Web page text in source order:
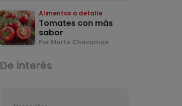
Alimentos a detalle
Tomates con más
sabor
Por Marta Chavarrías
De interés